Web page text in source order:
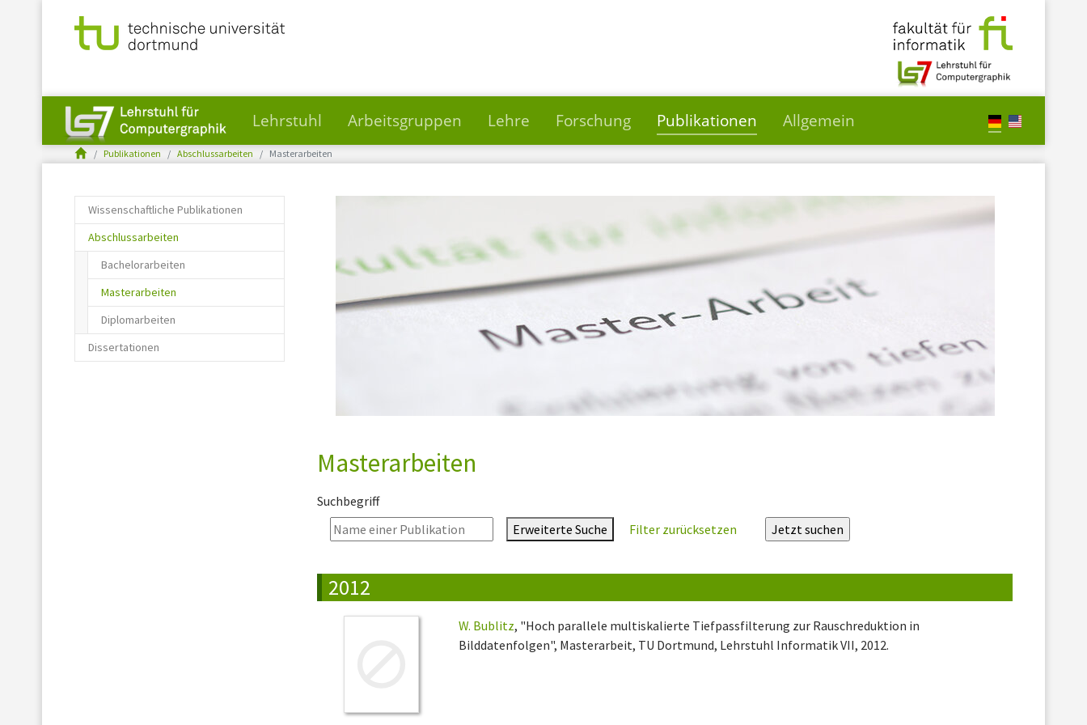
Skip to main content
Lehrstuhl Arbeitsgruppen Lehre Forschung Publikationen Allgemein
You are here:Publikationen Abschlussarbeiten Masterarbeiten
Wissenschaftliche Publikationen
Abschlussarbeiten
Bachelorarbeiten
Masterarbeiten
Diplomarbeiten
Dissertationen
Masterarbeiten
Suchbegriff
Erweiterte Suche
Filter zurücksetzen
2012
W. Bublitz, "Hoch parallele multiskalierte Tiefpassfilterung zur Rauschreduktion in
Bilddatenfolgen", Masterarbeit, TU Dortmund, Lehrstuhl Informatik VII, 2012.